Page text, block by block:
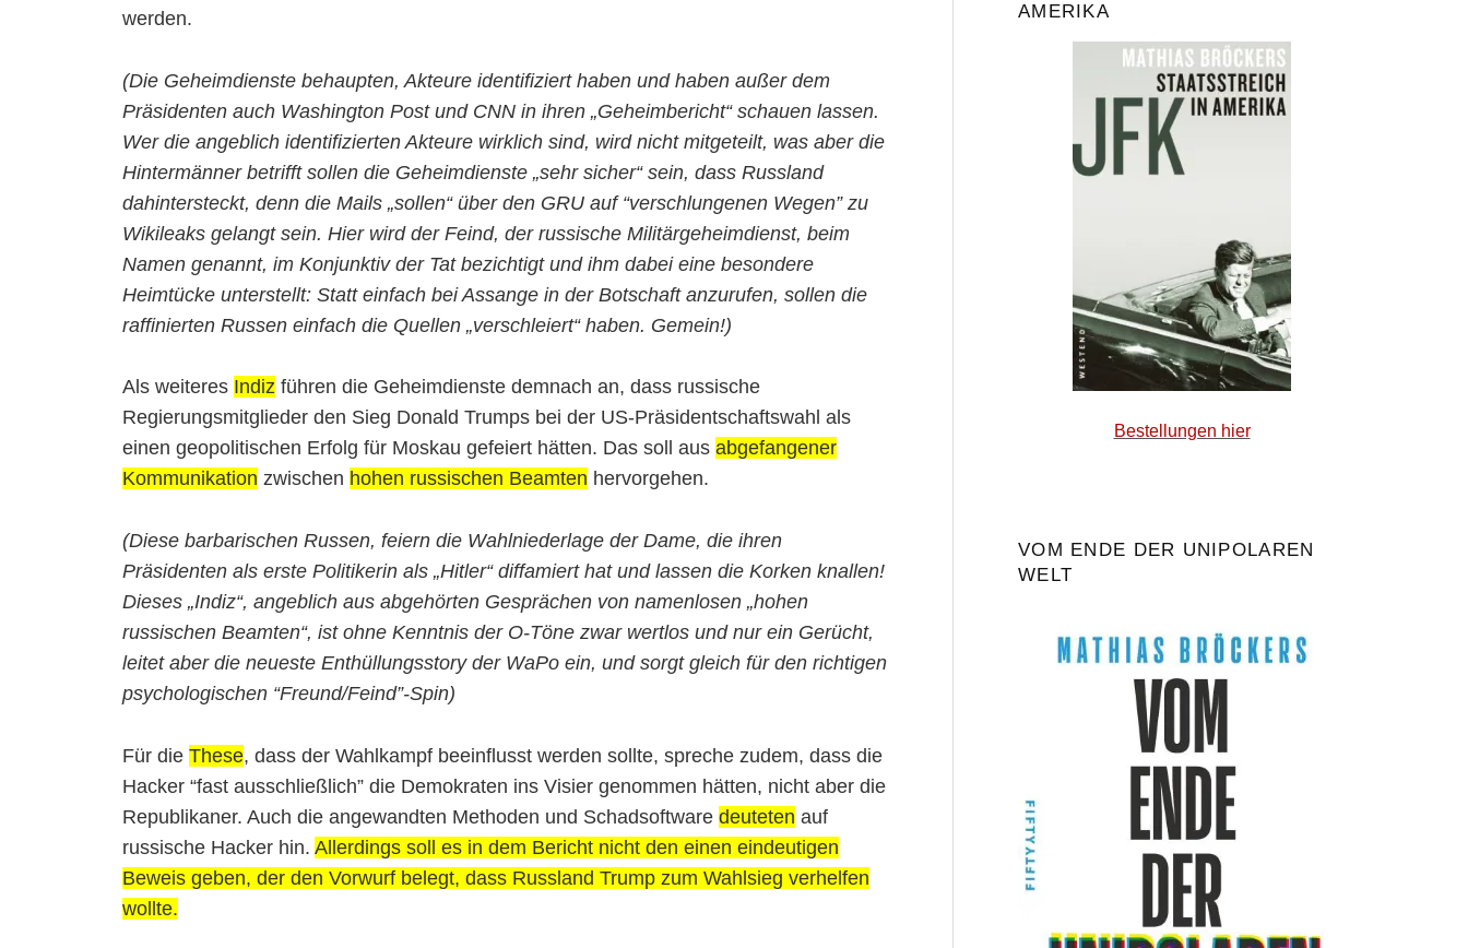
werden.
(Die Geheimdienste behaupten, Akteure identifiziert haben und haben außer dem
Präsidenten auch Washington Post und CNN in ihren „Geheimbericht“ schauen lassen.
Wer die angeblich identifizierten Akteure wirklich sind, wird nicht mitgeteilt, was aber die
Hintermänner betrifft sollen die Geheimdienste „sehr sicher“ sein, dass Russland
dahintersteckt, denn die Mails „sollen“ über den GRU auf “verschlungenen Wegen” zu
Wikileaks gelangt sein. Hier wird der Feind, der russische Militärgeheimdienst, beim
Namen genannt, im Konjunktiv der Tat bezichtigt und ihm dabei eine besondere
Heimtücke unterstellt: Statt einfach bei Assange in der Botschaft anzurufen, sollen die
raffinierten Russen einfach die Quellen „verschleiert“ haben. Gemein!)
Als weiteres Indiz führen die Geheimdienste demnach an, dass russische
Regierungsmitglieder den Sieg Donald Trumps bei der US-Präsidentschaftswahl als
einen geopolitischen Erfolg für Moskau gefeiert hätten. Das soll aus abgefangener
Kommunikation zwischen hohen russischen Beamten hervorgehen.
(Diese barbarischen Russen, feiern die Wahlniederlage der Dame, die ihren
Präsidenten als erste Politikerin als „Hitler“ diffamiert hat und lassen die Korken knallen!
Dieses „Indiz“, angeblich aus abgehörten Gesprächen von namenlosen „hohen
russischen Beamten“, ist ohne Kenntnis der O-Töne zwar wertlos und nur ein Gerücht,
leitet aber die neueste Enthüllungsstory der WaPo ein, und sorgt gleich für den richtigen
psychologischen “Freund/Feind”-Spin)
Für die These, dass der Wahlkampf beeinflusst werden sollte, spreche zudem, dass die
Hacker “fast ausschließlich” die Demokraten ins Visier genommen hätten, nicht aber die
Republikaner. Auch die angewandten Methoden und Schadsoftware deuteten auf
russische Hacker hin. Allerdings soll es in dem Bericht nicht den einen eindeutigen
Beweis geben, der den Vorwurf belegt, dass Russland Trump zum Wahlsieg verhelfen
wollte.
AMERIKA
Bestellungen hier
VOM ENDE DER UNIPOLAREN
WELT